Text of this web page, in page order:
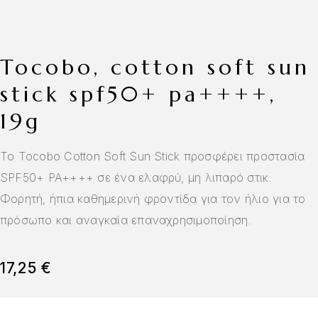
tocobo, cotton soft sun
stick spf50+ pa++++,
19g
Το Tocobo Cotton Soft Sun Stick προσφέρει προστασία
SPF50+ PA++++ σε ένα ελαφρύ, μη λιπαρό στικ.
Φορητή, ήπια καθημερινή φροντίδα για τον ήλιο για το
πρόσωπο και αναγκαία επαναχρησιμοποίηση.
17,25 €